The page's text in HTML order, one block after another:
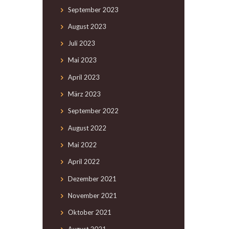
September 2023
August 2023
Juli 2023
Mai 2023
April 2023
März 2023
September 2022
August 2022
Mai 2022
April 2022
Dezember 2021
November 2021
Oktober 2021